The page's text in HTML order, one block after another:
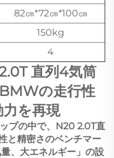
82㎝*72㎝*100㎝
150kg
4
直列4気筒
の走行性
を再現
プの中で、N20 2.0T直
と精密さのベンチマー
、大エネルギー」の設